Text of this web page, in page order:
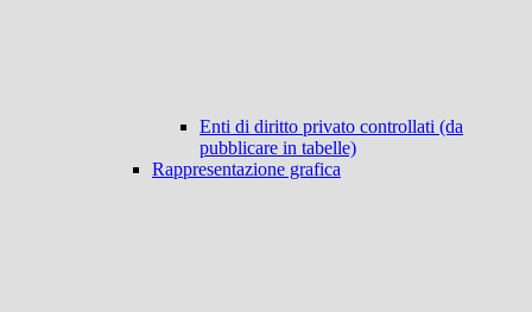
Enti di diritto privato controllati (da
pubblicare in tabelle)
Rappresentazione grafica